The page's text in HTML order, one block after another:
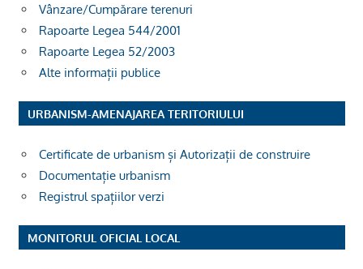
Vânzare/Cumpărare terenuri
Rapoarte Legea 544/2001
Rapoarte Legea 52/2003
Alte informații publice
URBANISM-AMENAJAREA TERITORIULUI
Certificate de urbanism și Autorizații de construire
Documentație urbanism
Registrul spațiilor verzi
MONITORUL OFICIAL LOCAL